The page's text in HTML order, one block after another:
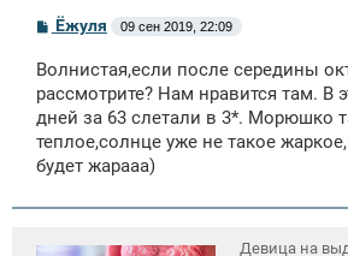
С
б
щ
н
и
Ёжуля 09 сен 2019, 22:09
Волнистая,если после середины
рассмотрите? Нам нравится там. В
дней за 63 слетали в 3*. Морюшко
теплое,солнце уже не такое
будет жарааа)
Девица на